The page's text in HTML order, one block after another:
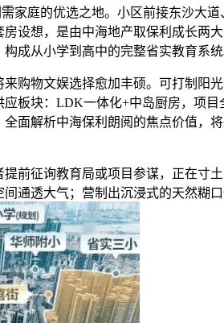
庭的优选之地。小区前接东沙大
设想，是由中海地产取保利成长两
成从小学到高中的完整省实教育系
物文娱选择愈加丰硕。可打制阳
板块：LDK一体化+中岛厨房，项
面解析中海保利朗阅的焦点价值，
征询教育局或项目参谋，正在寸
通透大气；营制出沉浸式的天然糊口